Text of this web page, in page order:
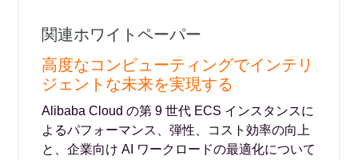
関連ホワイトペーパー
高度なコンピューティングでインテリ
ジェントな未来を実現する
Alibaba Cloud の第 9 世代 ECS インスタンスに
よるパフォーマンス、弾性、コスト効率の向上
と、企業向け AI ワークロードの最適化について